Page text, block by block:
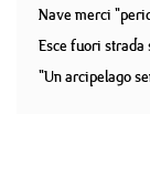
Nave merci
Esce fuori strada
"Un arcipelago